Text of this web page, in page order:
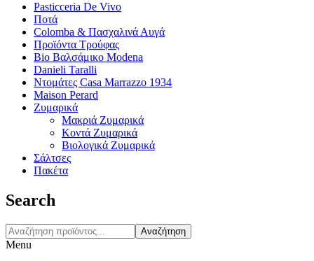
Pasticceria De Vivo
Ποτά
Colomba & Πασχαλινά Αυγά
Προϊόντα Τρούφας
Bio Βαλσάμικο Modena
Danieli Taralli
Ντομάτες Casa Marrazzo 1934
Maison Perard
Ζυμαρικά
Μακριά Ζυμαρικά
Κοντά Ζυμαρικά
Βιολογικά Ζυμαρικά
Σάλτσες
Πακέτα
Search
Αναζήτηση
Menu